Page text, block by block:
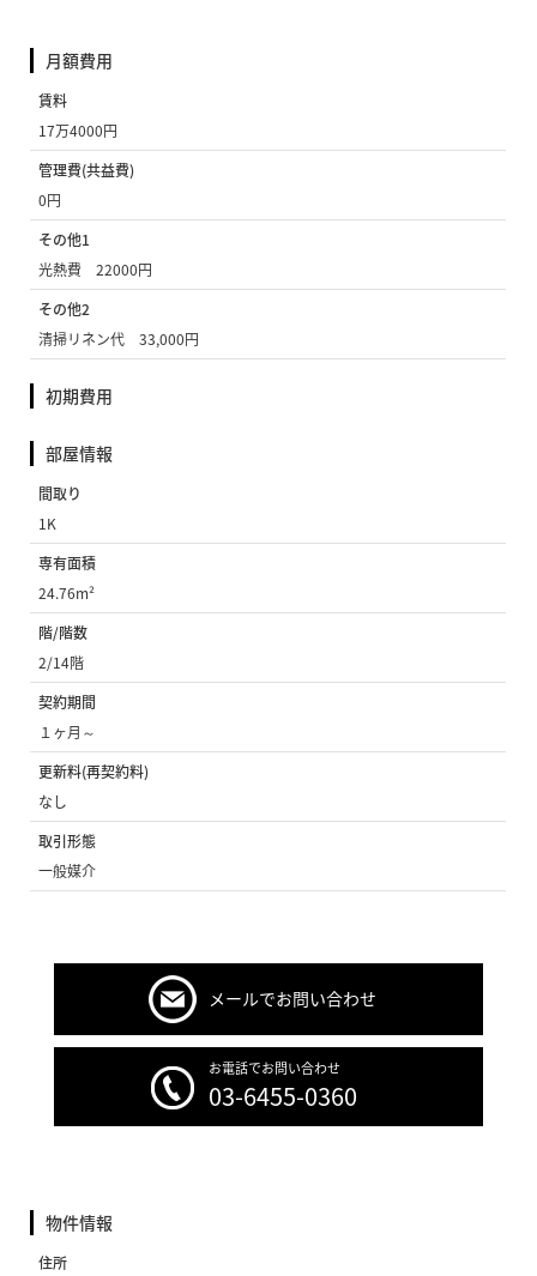
月額費用
賃料
17万4000円
管理費(共益費)
0円
その他1
光熱費 22000円
その他2
清掃リネン代 33,000円
初期費用
部屋情報
間取り
1K
専有面積
24.76m²
階/階数
2/14階
契約期間
１ヶ月～
更新料(再契約料)
なし
取引形態
一般媒介
メールでお問い合わせ
お電話でお問い合わせ
03-6455-0360
物件情報
住所